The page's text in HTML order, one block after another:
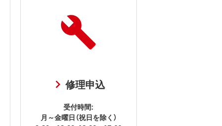
修理申込
受付時間:
月～金曜日（祝日を除く）